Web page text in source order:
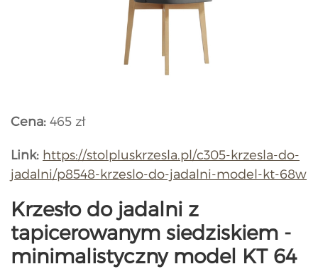
Cena: 465 zł
Link: https://stolpluskrzesla.pl/c305-krzesla-do-
jadalni/p8548-krzeslo-do-jadalni-model-kt-68w
Krzesło do jadalni z
tapicerowanym siedziskiem -
minimalistyczny model KT 64